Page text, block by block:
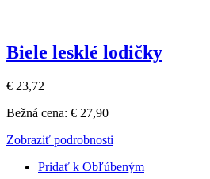
Biele lesklé lodičky
€ 23,72
Bežná cena: € 27,90
Zobraziť podrobnosti
Pridať k Obľúbeným